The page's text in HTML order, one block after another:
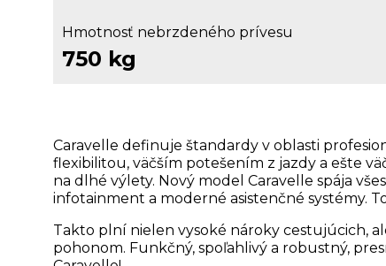
Hmotnosť nebrzdeného prívesu
750 kg
Caravelle definuje štandardy v oblasti
flexibilitou, väčším potešením z jazdy a ešte
na dlhé výlety. Nový model Caravelle spája
infotainment a moderné asistenčné systémy.
Takto plní nielen vysoké nároky cestujúcich,
pohonom. Funkčný, spoľahlivý a robustný,